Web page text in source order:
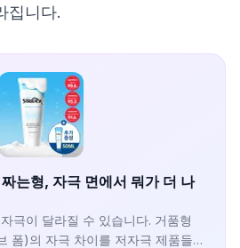
집니다.
는형, 자극 면에서 뭐가 더 나
극이 달라질 수 있습니다. 거품형
폼)의 자극 차이를 저자극 제품들과